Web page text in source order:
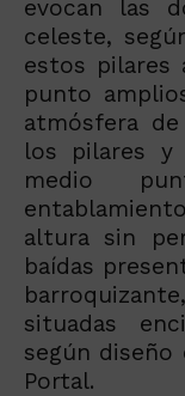
evocan las
celeste,
estos pilares
punto
atmósfera
los pilares y
medio
altura sin
baídas
situadas
según diseño
Portal.